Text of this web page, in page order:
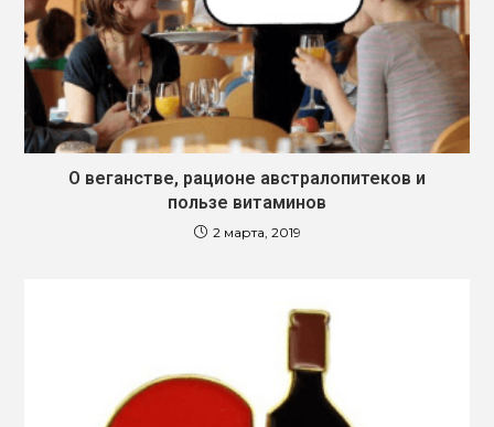
О веганстве, рационе австралопитеков и
пользе витаминов
2 марта, 2019